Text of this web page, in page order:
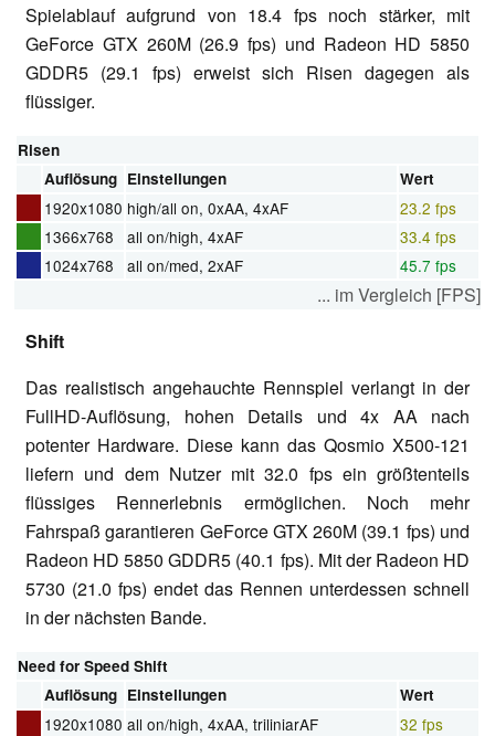
Spielablauf aufgrund von 18.4 fps noch stärker, mit
GeForce GTX 260M (26.9 fps) und Radeon HD 5850
GDDR5 (29.1 fps) erweist sich Risen dagegen als
flüssiger.
Risen
Auflösung Einstellungen Wert
1920x1080 high/all on, 0xAA, 4xAF
23.2 fps
1366x768
all on/high, 4xAF
33.4 fps
1024x768
all on/med, 2xAF 45.7 fps
... im Vergleich [FPS]
Shift
Das realistisch angehauchte Rennspiel verlangt in der
FullHD-Auflösung, hohen Details und 4x AA nach
potenter Hardware. Diese kann das Qosmio X500-121
liefern und dem Nutzer mit 32.0 fps ein größtenteils
flüssiges Rennerlebnis ermöglichen. Noch mehr
Fahrspaß garantieren GeForce GTX 260M (39.1 fps) und
Radeon HD 5850 GDDR5 (40.1 fps). Mit der Radeon HD
5730 (21.0 fps) endet das Rennen unterdessen schnell
in der nächsten Bande.
Need for Speed Shift
Auflösung Einstellungen Wert
1920x1080 all on/high, 4xAA, triliniarAF
32 fps